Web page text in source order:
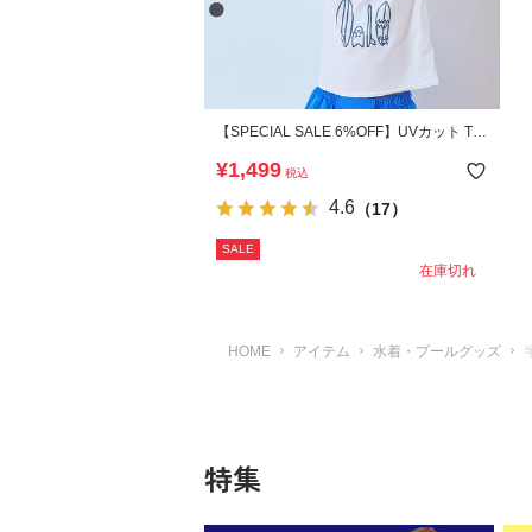
【SPECIAL SALE 6%OFF】UVカット Tシ
¥1,499 税込
4.6 （17）
SALE
在庫切れ
HOME アイテム 水着・プールグッズ
特集